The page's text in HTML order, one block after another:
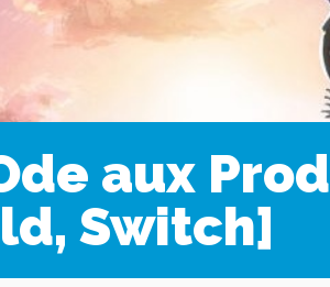
aux
Switch]